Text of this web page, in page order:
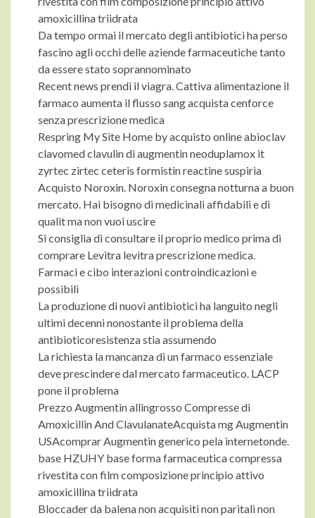
amoxicillina triidrata
Da tempo ormai il mercato degli antibiotici ha perso
fascino agli occhi delle aziende farmaceutiche tanto
da essere stato soprannominato
Recent news prendi il viagra. Cattiva alimentazione il
farmaco aumenta il flusso sang acquista cenforce
senza prescrizione medica
Respring My Site Home by acquisto online abioclav
clavomed clavulin di augmentin neoduplamox it
zyrtec zirtec ceteris formistin reactine suspiria
Acquisto Noroxin. Noroxin consegna notturna a buon
mercato. Hai bisogno di medicinali affidabili e di
qualit ma non vuoi uscire
Si consiglia di consultare il proprio medico prima di
comprare Levitra levitra prescrizione medica.
Farmaci e cibo interazioni controindicazioni e
possibili
La produzione di nuovi antibiotici ha languito negli
ultimi decenni nonostante il problema della
antibioticoresistenza stia assumendo
La richiesta la mancanza di un farmaco essenziale
deve prescindere dal mercato farmaceutico. LACP
pone il problema
Prezzo Augmentin allingrosso Compresse di
Amoxicillin And ClavulanateAcquista mg Augmentin
USAcomprar Augmentin generico pela internetonde.
base HZUHY base forma farmaceutica compressa
rivestita con film composizione principio attivo
amoxicillina triidrata
Bloccader da balena non acquisiti non paritali non